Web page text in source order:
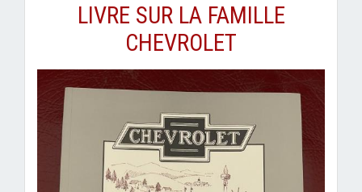
LIVRE SUR LA FAMILLE
CHEVROLET